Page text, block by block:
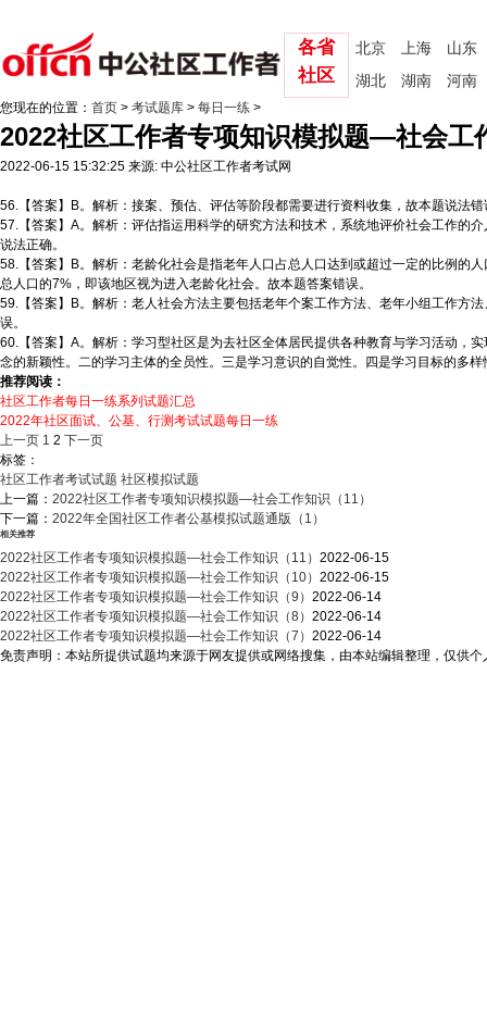
北京 上海
山东
湖北
湖南 河南
各省
社区
您现在的位置： 首页 > 考试题库 > 每日一练 >
2022社区工作者专项知识模拟题—社会工
2022-06-15 15:32:25 来源: 中公社区工作者考试网
56.【答案】B。解析：接案、预估、评估等阶段都需要进行资料收集，故本题说法错
57.【答案】A。解析：评估指运用科学的研究方法和技术，系统地评价社会工作的
说法正确。
58.【答案】B。解析：老龄化社会是指老年人口占总人口达到或超过一定的比例的
总人口的7%，即该地区视为进入老龄化社会。故本题答案错误。
59.【答案】B。解析：老人社会方法主要包括老年个案工作方法、老年小组工作方
误。
60.【答案】A。解析：学习型社区是为去社区全体居民提供各种教育与学习活动，
念的新颖性。二的学习主体的全员性。三是学习意识的自觉性。四是学习目标的多
推荐阅读：
社区工作者每日一练系列试题汇总
2022年社区面试、公基、行测考试试题每日一练
上一页 1 2 下一页
标签：
社区工作者考试试题 社区模拟试题
上一篇： 2022社区工作者专项知识模拟题—社会工作知识（11）
下一篇： 2022年全国社区工作者公基模拟试题通版（1）
相关推荐
2022社区工作者专项知识模拟题—社会工作知识（11） 2022-06-15
2022社区工作者专项知识模拟题—社会工作知识（10） 2022-06-15
2022社区工作者专项知识模拟题—社会工作知识（9） 2022-06-14
2022社区工作者专项知识模拟题—社会工作知识（8） 2022-06-14
2022社区工作者专项知识模拟题—社会工作知识（7） 2022-06-14
免责声明：本站所提供试题均来源于网友提供或网络搜集，由本站编辑整理，仅供